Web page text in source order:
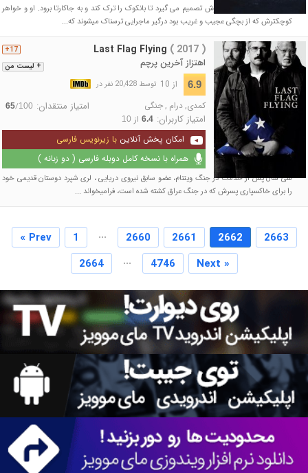
آلیا پس از فوت پدر و مادرش تصمیم می گیرد تا بانکوک را ترک کند و به جاکارتا برود. او و خواهر
کوچکترش که از بچگی عجیب و غریب بود درگیر ماجرایی ترسناک میشوند که...
+ لیست من
17+ Last Flag Flying ( 2017 )
اهتزاز آخرین پرچم
6.9 از 10 توسط 20,428 نفر در
کمدی,درام ,جنگی امتیاز منتقدان: 65/100
امتیاز کاربران: 6.4از 10
امکان پخش آنلاین با زیرنویس فارسی
همراه با نسخه کامل دوبله فارسی ( دو زبانه )
سی سال پس از خدمت در جنگ ویتنام، عضو سابق نیروی دریایی ، لری شپرد دوستان قدیمی خود
را برای خاکسپاری پسرش که در جنگ عراق کشته شده است، فرامیخواند ...
« Prev 1 ... 2660 2661 2662
2663
2664
... 4746 Next »